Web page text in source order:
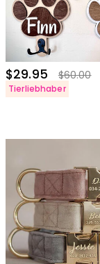
$29.95 $60.00
Tierliebhaber